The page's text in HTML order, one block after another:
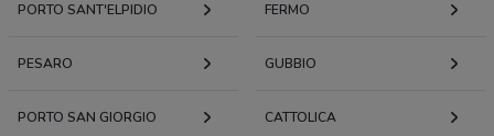
PORTO SANT'ELPIDIO FERMO
PESARO GUBBIO
PORTO SAN GIORGIO CATTOLICA